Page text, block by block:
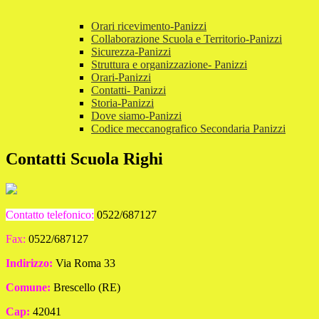
Orari ricevimento-Panizzi
Collaborazione Scuola e Territorio-Panizzi
Sicurezza-Panizzi
Struttura e organizzazione- Panizzi
Orari-Panizzi
Contatti- Panizzi
Storia-Panizzi
Dove siamo-Panizzi
Codice meccanografico Secondaria Panizzi
Contatti Scuola Righi
Contatto telefonico: 0522/687127
Fax: 0522/687127
Indirizzo: Via Roma 33
Comune: Brescello (RE)
Cap: 42041